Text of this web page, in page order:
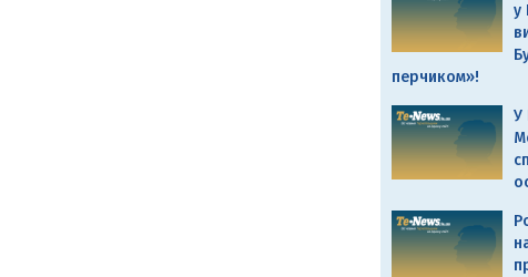
у
перчиком»!
У